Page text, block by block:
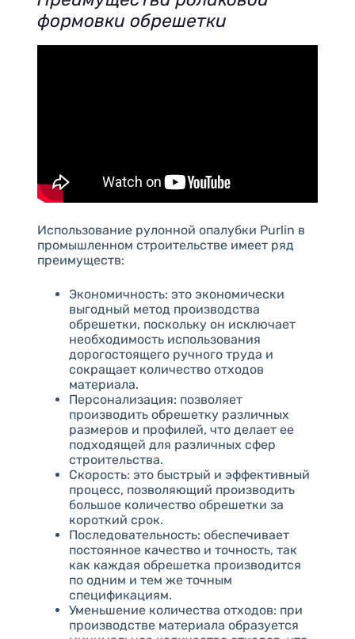
формовки обрешетки
Использование рулонной опалубки Purlin в
промышленном строительстве имеет ряд
преимуществ:
Экономичность: это экономически
выгодный метод производства
обрешетки, поскольку он исключает
необходимость использования
дорогостоящего ручного труда и
сокращает количество отходов
материала.
Персонализация: позволяет
производить обрешетку различных
размеров и профилей, что делает ее
подходящей для различных сфер
строительства.
Скорость: это быстрый и эффективный
процесс, позволяющий производить
большое количество обрешетки за
короткий срок.
Последовательность: обеспечивает
постоянное качество и точность, так
как каждая обрешетка производится
по одним и тем же точным
спецификациям.
Уменьшение количества отходов: при
производстве материала образуется